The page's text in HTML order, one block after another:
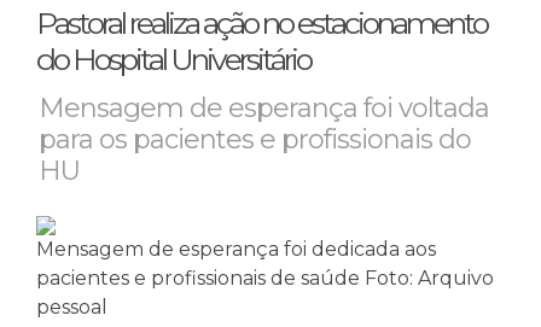
Pastoral realiza ação no estacionamento
do Hospital Universitário
Mensagem de esperança foi voltada
para os pacientes e profissionais do
HU
Mensagem de esperança foi dedicada aos
pacientes e profissionais de saúde Foto: Arquivo
pessoal